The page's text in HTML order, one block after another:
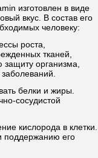
изготовлен в виде
вкус. В состав его
человеку:
роста,
тканей,
защиту организма,
белки и жиры.
сосудистой
кислорода в клетки.
поддержанию его